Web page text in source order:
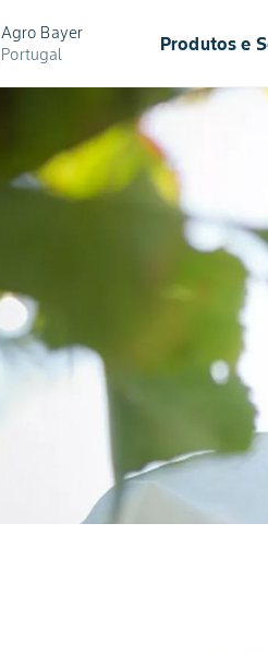
Agro Bayer
Portugal
Produtos e